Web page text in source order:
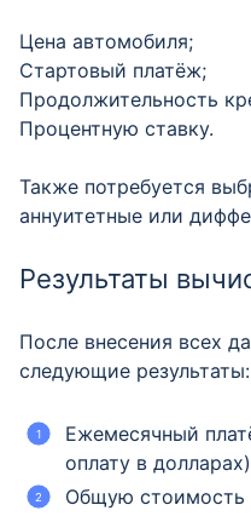
Цена автомобиля;
Стартовый платёж;
Продолжительность
Процентную ставку.
Также потребуется
аннуитетные или
Результаты
После внесения всех
следующие результаты:
Ежемесячный
оплату в
Общую стоимость